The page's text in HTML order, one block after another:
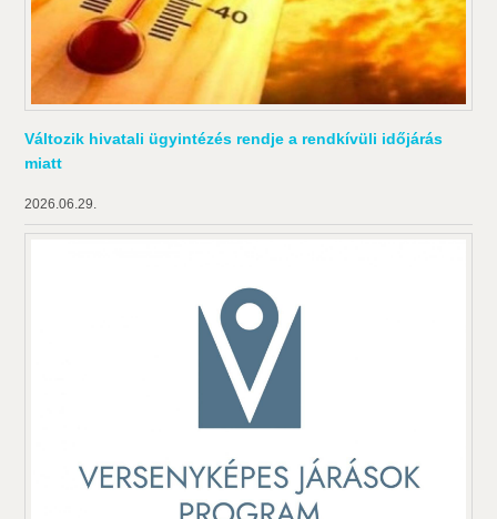
Változik hivatali ügyintézés rendje a rendkívüli időjárás
miatt
2026.06.29.